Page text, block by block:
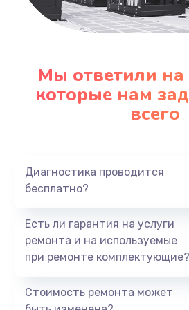
Заказать
1290 руб.
Заказать
Заказать
990 руб.
Заказать
Замена
Мы ответили
которые нам
всего
Диагностика проводится
бесплатно?
Есть ли гарантия на услуги
ремонта и на используемые
при ремонте комплектующие?
Стоимость ремонта может